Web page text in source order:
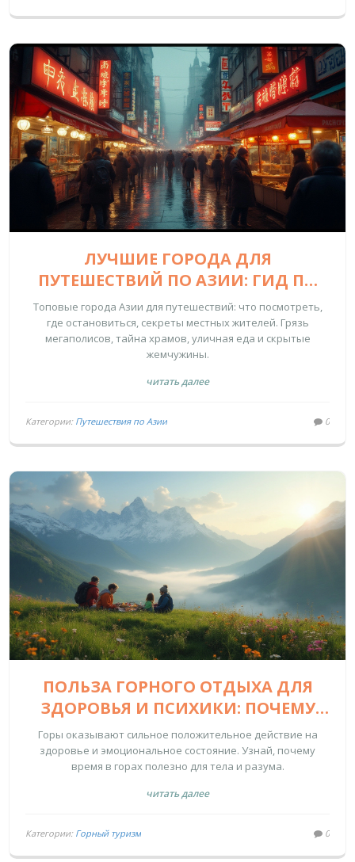
ЛУЧШИЕ ГОРОДА ДЛЯ
ПУТЕШЕСТВИЙ ПО АЗИИ: ГИД ПО
НЕЗАБЫВАЕМЫМ ОТКРЫТИЯМ
Топовые города Азии для путешествий: что посмотреть,
где остановиться, секреты местных жителей. Грязь
мегаполисов, тайна храмов, уличная еда и скрытые
жемчужины.
читать далее
Категории: Путешествия по Азии 0
ПОЛЬЗА ГОРНОГО ОТДЫХА ДЛЯ
ЗДОРОВЬЯ И ПСИХИКИ: ПОЧЕМУ
СТОИТ ОТПРАВИТЬСЯ В ГОРЫ
Горы оказывают сильное положительное действие на
здоровье и эмоциональное состояние. Узнай, почему
время в горах полезно для тела и разума.
читать далее
Категории: Горный туризм 0